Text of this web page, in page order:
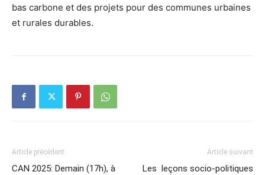
bas carbone et des projets pour des communes urbaines
et rurales durables.
Article précédent
CAN 2025: Demain (17h), à
Article suivant
Les leçons socio-politiques